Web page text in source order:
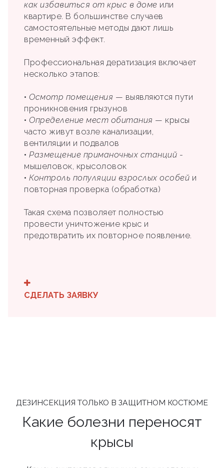
как избавиться от крыс в доме или
квартире. В большинстве случаев
самостоятельные методы дают лишь
временный эффект.
Профессиональная дератизация включает
несколько этапов:
• Осмотр помещения — выявляются пути
проникновения грызунов
• Определение мест обитания — крысы
часто живут возле канализации,
вентиляции и подвалов
• Размещение приманочных станций -
мышеловок, крысоловок
• Контроль популяции взрослых особей и
повторная проверка (обработка)
Такая схема позволяет полностью
провести уничтожение крыс и
предотвратить их повторное появление.
СДЕЛАТЬ ЗАЯВКУ
ДЕЗИНСЕКЦИЯ ТОЛЬКО В ЗАЩИТНОМ КОСТЮМЕ
Какие болезни переносят
крысы